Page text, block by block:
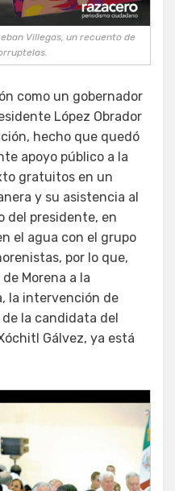
Villegas, un recuento de
como un gobernador
López Obrador
hecho que quedó
apoyo público a la
gratuitos en un
y su asistencia al
del presidente, en
el agua con el grupo
por lo que,
Morena a la
la intervención de
la candidata del
Gálvez, ya está